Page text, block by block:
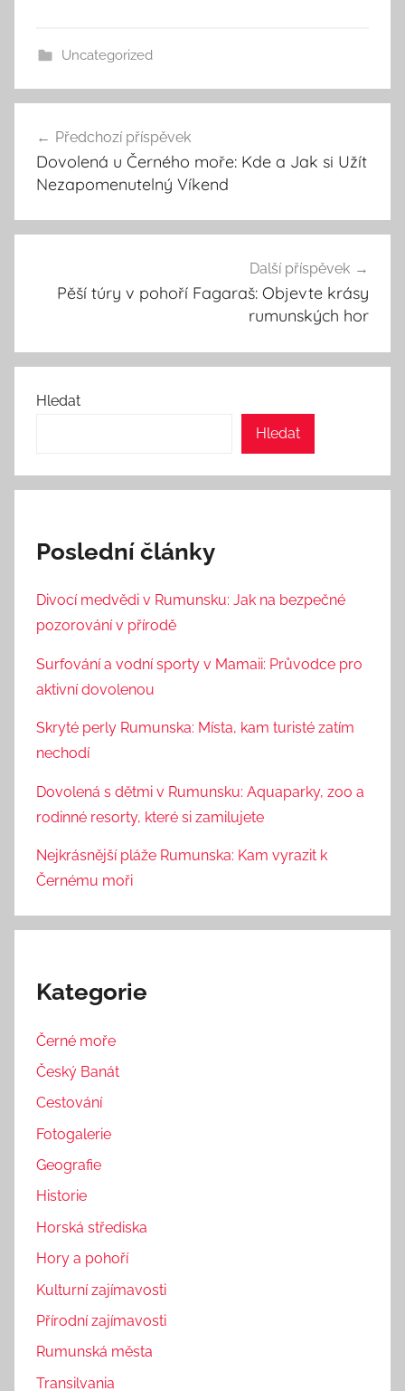
Uncategorized
pro
příspěvek
Předchozí příspěvek
Dovolená u Černého moře: Kde a Jak si Užít
Nezapomenutelný Víkend
Další příspěvek
Pěší túry v pohoří Fagaraš: Objevte krásy
rumunských hor
Hledat
Hledat
Poslední články
Divocí medvědi v Rumunsku: Jak na bezpečné
pozorování v přírodě
Surfování a vodní sporty v Mamaii: Průvodce pro
aktivní dovolenou
Skryté perly Rumunska: Místa, kam turisté zatím
nechodí
Dovolená s dětmi v Rumunsku: Aquaparky, zoo a
rodinné resorty, které si zamilujete
Nejkrásnější pláže Rumunska: Kam vyrazit k
Černému moři
Kategorie
Černé moře
Český Banát
Cestování
Fotogalerie
Geografie
Historie
Horská střediska
Hory a pohoří
Kulturní zajímavosti
Přírodní zajímavosti
Rumunská města
Transilvania